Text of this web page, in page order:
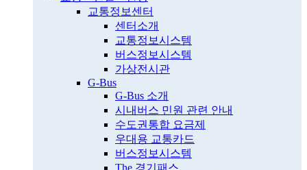
교통정보센터
센터소개
교통정보시스템
버스정보시스템
가상전시관
G-Bus
G-Bus 소개
시내버스 민원 관련 안내
수도권통합 요금제
우대용 교통카드
버스정보시스템
The 경기패스